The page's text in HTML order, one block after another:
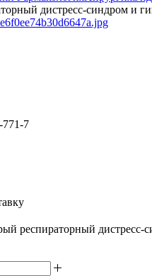
дистресс-синдром и
771-7
респираторный дистресс-